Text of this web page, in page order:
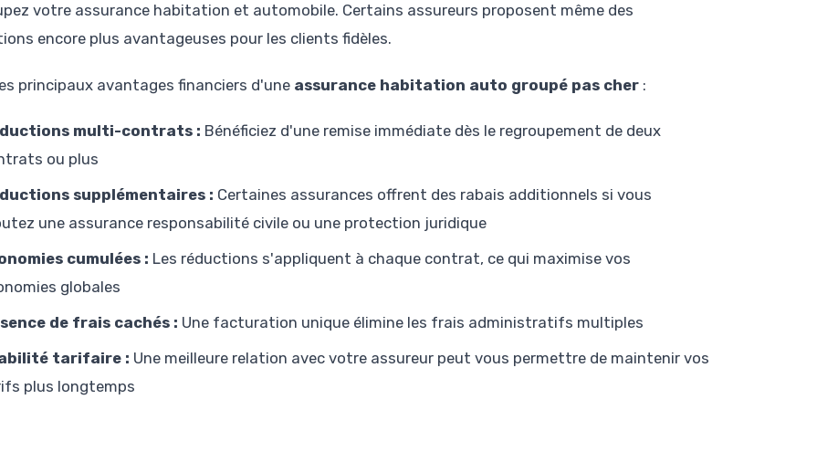
votre assurance habitation et automobile. Certains assureurs proposent même des
encore plus avantageuses pour les clients fidèles.
principaux avantages financiers d'une assurance habitation auto groupé pas cher :
multi-contrats : Bénéficiez d'une remise immédiate dès le regroupement de deux
ou plus
supplémentaires : Certaines assurances offrent des rabais additionnels si vous
une assurance responsabilité civile ou une protection juridique
cumulées : Les réductions s'appliquent à chaque contrat, ce qui maximise vos
globales
de frais cachés : Une facturation unique élimine les frais administratifs multiples
tarifaire : Une meilleure relation avec votre assureur peut vous permettre de maintenir vos
plus longtemps